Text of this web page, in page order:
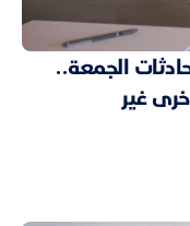
الجمعة..
غير